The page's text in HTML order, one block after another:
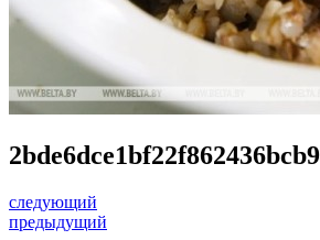
следующий
предыдущий